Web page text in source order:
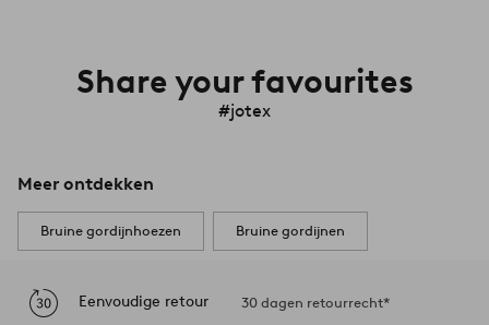
Share your favourites
#jotex
Meer ontdekken
Bruine gordijnhoezen Bruine gordijnen
Eenvoudige retour 30 dagen retourrecht*